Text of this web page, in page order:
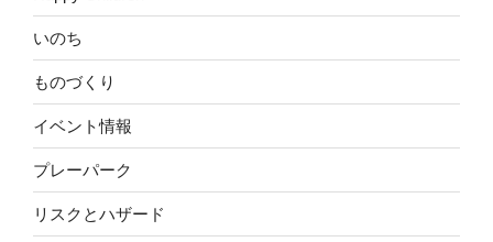
いのち
ものづくり
イベント情報
プレーパーク
リスクとハザード